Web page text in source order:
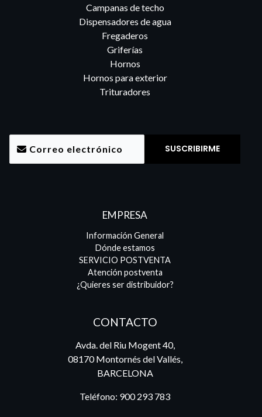
Campanas de techo
Dispensadores de agua
Fregaderos
Griferías
Hornos
Hornos para exterior
Trituradores
EMPRESA
Información General
Dónde estamos
SERVICIO POSTVENTA
Atención postventa
¿Quieres ser distribuidor?
CONTACTO
Avda. del Riu Mogent 40,
08170 Montornés del Vallés,
BARCELONA
Teléfono: 900 293 783